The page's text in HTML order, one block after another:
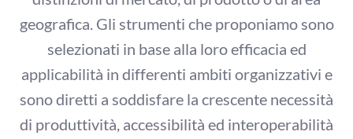
geografica. Gli strumenti che proponiamo sono
selezionati in base alla loro efficacia ed
applicabilità in differenti ambiti organizzativi e
sono diretti a soddisfare la crescente necessità
di produttività, accessibilità ed interoperabilità